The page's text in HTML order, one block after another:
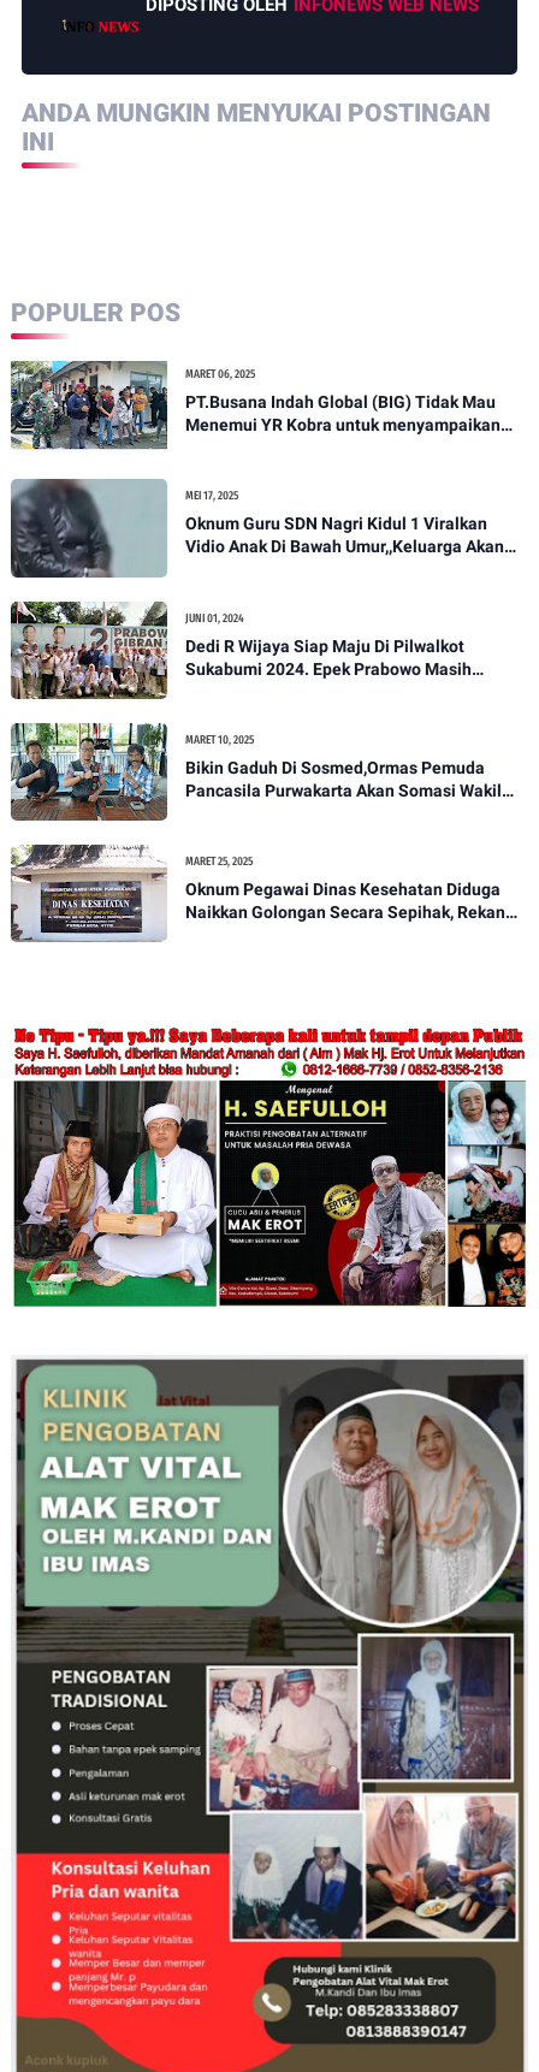
DIPOSTING OLEH INFONEWS WEB NEWS
ANDA MUNGKIN MENYUKAI POSTINGAN
INI
POPULER POS
MARET 06, 2025
PT.Busana Indah Global (BIG) Tidak Mau
Menemui YR Kobra untuk menyampaikan
MEI 17, 2025
Oknum Guru SDN Nagri Kidul 1 Viralkan
Vidio Anak Di Bawah Umur,,Keluarga Akan
JUNI 01, 2024
Dedi R Wijaya Siap Maju Di Pilwalkot
Sukabumi 2024. Epek Prabowo Masih
MARET 10, 2025
Bikin Gaduh Di Sosmed,Ormas Pemuda
Pancasila Purwakarta Akan Somasi Wakil
MARET 25, 2025
Oknum Pegawai Dinas Kesehatan Diduga
Naikkan Golongan Secara Sepihak, Rekan